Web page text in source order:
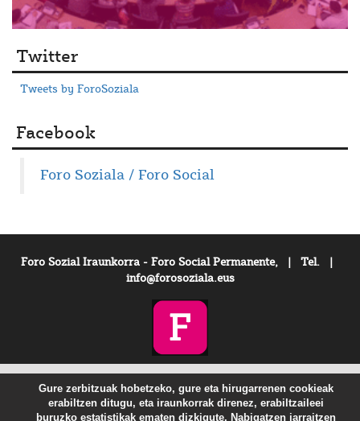
Twitter
Tweets by ForoSoziala
Facebook
Foro Soziala / Foro Social
Foro Sozial Iraunkorra - Foro Social Permanente, | Tel. |
info@forosoziala.eus
Gure zerbitzuak hobetzeko, gure eta hirugarrenen cookieak
erabiltzen ditugu, eta iraunkorrak direnez, erabiltzaileei
buruzko estatistikak ematen dizkigute. Nabigatzen jarraitzen